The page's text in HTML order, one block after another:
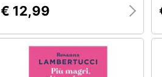
€ 12,99